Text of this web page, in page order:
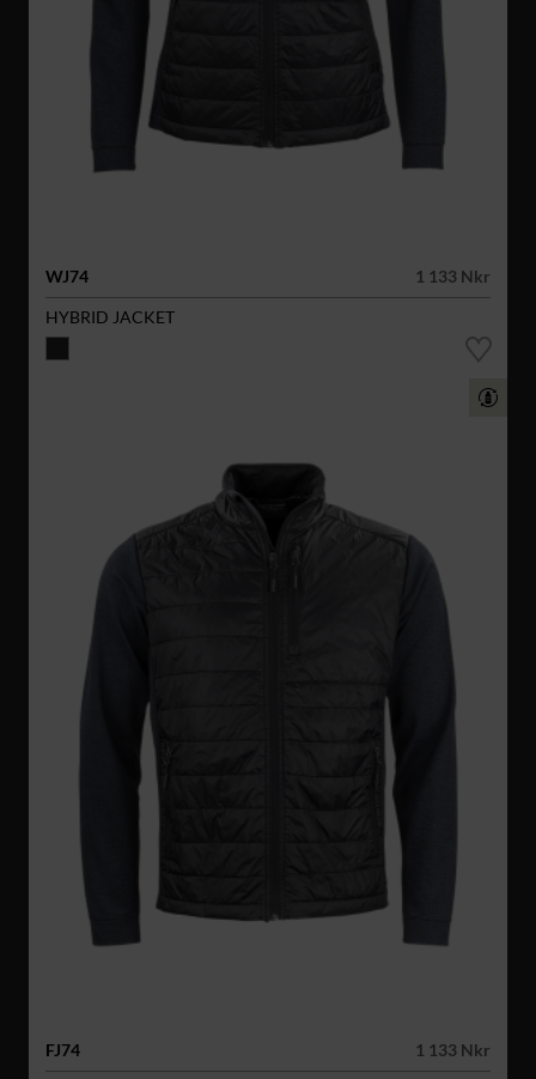
WJ74
1 133 Nkr
HYBRID JACKET
FJ74
1 133 Nkr